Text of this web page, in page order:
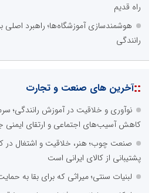
راه قدیم
هوشمندسازی آموزشگاه‌ها؛ راهبرد
رانندگی
::آخرین های صنعت و تجارت
نوآوری و خلاقیت در آموزش رانندگی؛
کاهش آسیب‌های اجتماعی و ارتقای ایمنی
صنعت چوب؛ هنر، خلاقیت و اشتغال در
پشتیبانی از کالای ایرانی است
لبنیات سنتی؛ میراثی که برای بقا به